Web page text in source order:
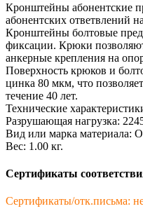
Кронштейны абонентские
абонентских ответвлений
Кронштейны болтовые
фиксации. Крюки
анкерные крепления на
Поверхность крюков и
цинка 80 мкм, что
течение 40 лет.
Технические
Разрушающая нагрузка:
Вид или марка материала:
Вес: 1.00 кг.
Сертификаты
Сертификаты/отк.письма: